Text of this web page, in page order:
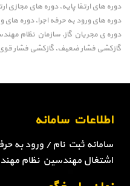
دوره های ارتقا پایه,دوره های مجازی
دوره های ورود به حرفه اجرا,دوره های
دوره ی مجریان گاز, سازمان نظام
گازکشی فشار ضعیف, گازکشی فشار
اطلاعات سامانه
سامانه ثبت نام / ورود به
اشتغال مهندسین نظام